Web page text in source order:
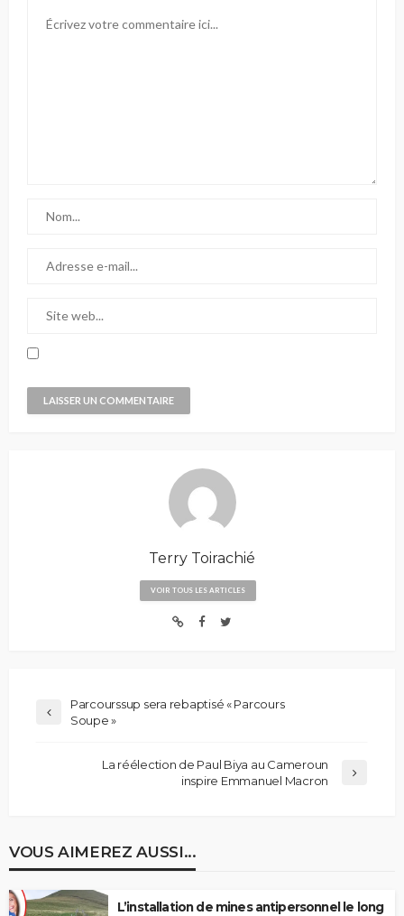
Terry Toirachié
VOIR TOUS LES ARTICLES
Parcourssup sera rebaptisé « Parcours
Soupe »
La réélection de Paul Biya au Cameroun
inspire Emmanuel Macron
VOUS AIMEREZ AUSSI...
L’installation de mines antipersonnel le long